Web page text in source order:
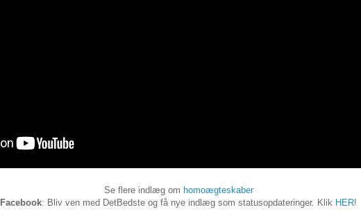
Se flere indlæg om homoægteskaber
Facebook: Bliv ven med DetBedste og få nye indlæg som statusopdateringer. Klik HER!